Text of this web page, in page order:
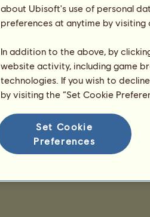
about Ubisoft's use of personal
preferences at anytime by
In addition to the above, by
website activity, including game
technologies. If you wish to
by visiting the “Set Cookie
Set Cookie
Preferences